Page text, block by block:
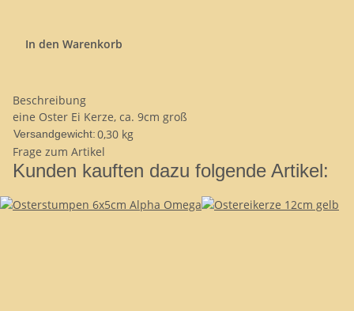
In den Warenkorb
Beschreibung
eine Oster Ei Kerze, ca. 9cm groß
Versandgewicht:0,30 kg
Frage zum Artikel
Kunden kauften dazu folgende Artikel: